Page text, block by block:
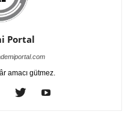
Portal
amacı gütmez.